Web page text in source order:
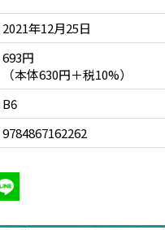
2021年12月25日
693円
（本体630円＋税10%）
B6
9784867162262